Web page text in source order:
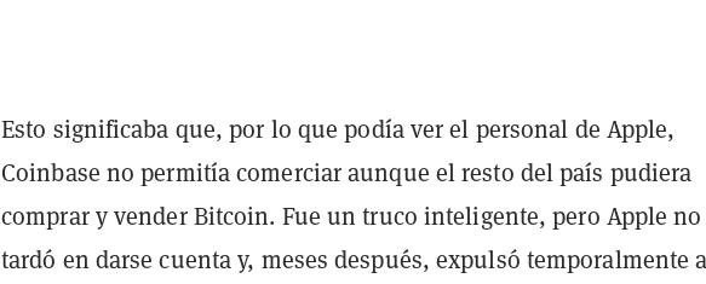
Esto significaba que, por lo que podía ver el personal de Apple,
Coinbase no permitía comerciar aunque el resto del país pudiera
comprar y vender Bitcoin. Fue un truco inteligente, pero Apple no
tardó en darse cuenta y, meses después, expulsó temporalmente a